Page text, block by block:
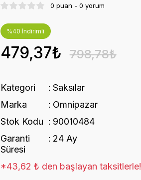
0 puan - 0 yorum
%40 İndirimli
479,37₺ 798,78₺
Kategori
Saksılar
Marka
Omnipazar
Stok Kodu
90010484
Garanti
Süresi
24 Ay
*43,62 ₺ den başlayan taksitlerle!